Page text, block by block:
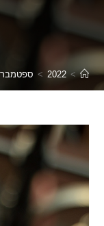
2022
> ספטמבר >
28
>